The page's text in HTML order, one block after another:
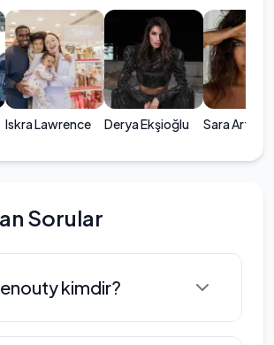
Iskra Lawrence Derya Ekşioğlu Sara Arfaoui
Sorular
kimdir?